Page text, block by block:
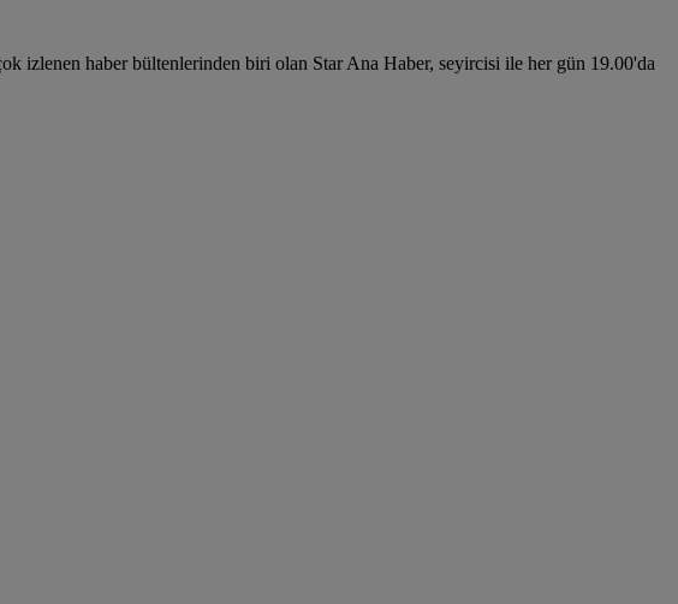
izlenen haber bültenlerinden biri olan Star Ana Haber, seyircisi ile her gün 19.00'da